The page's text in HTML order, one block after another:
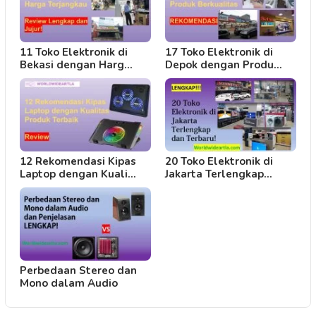
11 Toko Elektronik di
Bekasi dengan Harg…
17 Toko Elektronik di
Depok dengan Produ…
12 Rekomendasi Kipas
Laptop dengan Kuali…
20 Toko Elektronik di
Jakarta Terlengkap…
Perbedaan Stereo dan
Mono dalam Audio